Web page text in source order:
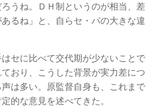
うね。ＤＨ制というのが相当、差
るね」と、自らセ・パの大きな違
セに比べて交代期が少ないことで
おり、こうした背景が実力差につ
は多い。原監督自身も、これまで
的な意見を述べてきた。